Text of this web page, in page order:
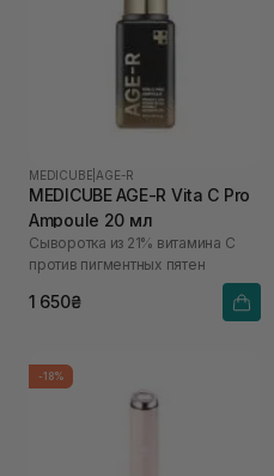
MEDICUBE AGE-R
MEDICUBE AGE-R Vita C Pro
Ampoule 20 мл
Сыворотка из 21% витамина С
против пигментных пятен
1 650₴
-18%